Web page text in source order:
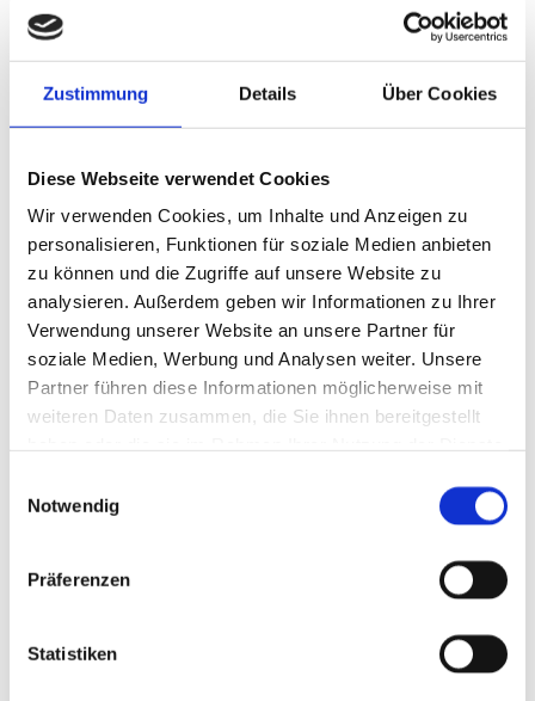
Zustimmung Details Über Cookies
Diese Webseite verwendet Cookies
Wir verwenden Cookies, um Inhalte und Anzeigen zu
personalisieren, Funktionen für soziale Medien anbieten
zu können und die Zugriffe auf unsere Website zu
analysieren. Außerdem geben wir Informationen zu Ihrer
Verwendung unserer Website an unsere Partner für
soziale Medien, Werbung und Analysen weiter. Unsere
Partner führen diese Informationen möglicherweise mit
weiteren Daten zusammen, die Sie ihnen bereitgestellt
Notwendig
Präferenzen
Statistiken